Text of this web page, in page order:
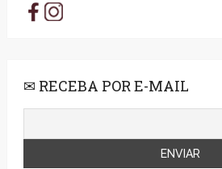
✉ RECEBA POR E-MAIL